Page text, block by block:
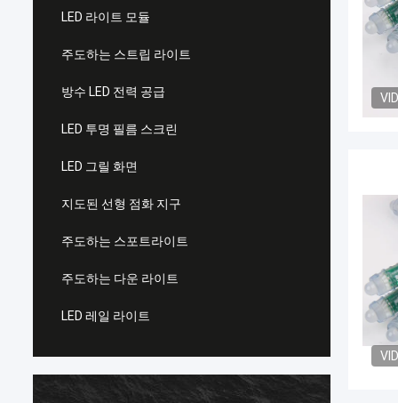
LED 라이트 모듈
주도하는 스트립 라이트
방수 LED 전력 공급
LED 투명 필름 스크린
LED 그릴 화면
지도된 선형 점화 지구
주도하는 스포트라이트
주도하는 다운 라이트
LED 레일 라이트